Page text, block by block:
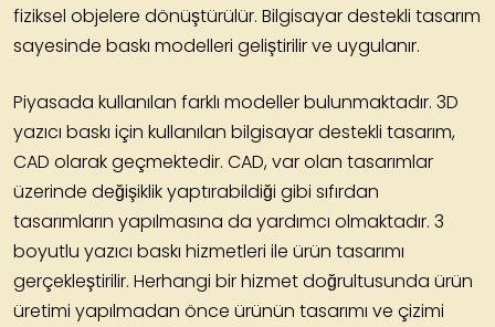
fiziksel objelere dönüştürülür. Bilgisayar destekli tasarım
sayesinde baskı modelleri geliştirilir ve uygulanır.
Piyasada kullanılan farklı modeller bulunmaktadır. 3D
yazıcı baskı için kullanılan bilgisayar destekli tasarım,
CAD olarak geçmektedir. CAD, var olan tasarımlar
üzerinde değişiklik yaptırabildiği gibi sıfırdan
tasarımların yapılmasına da yardımcı olmaktadır. 3
boyutlu yazıcı baskı hizmetleri ile ürün tasarımı
gerçekleştirilir. Herhangi bir hizmet doğrultusunda ürün
üretimi yapılmadan önce ürünün tasarımı ve çizimi